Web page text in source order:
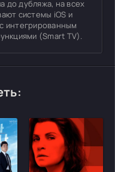
до дубляжа, на всех
системы iOS и
интегрированным
(Smart TV).